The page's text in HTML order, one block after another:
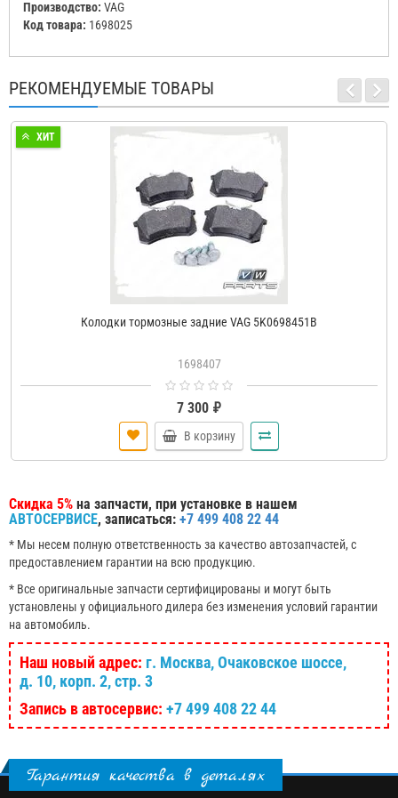
Производство: VAG
Код товара: 1698025
РЕКОМЕНДУЕМЫЕ ТОВАРЫ
ХИТ
Колодки тормозные задние VAG 5K0698451B
1698407
7 300 ₽
В корзину
Скидка 5% на запчасти, при установке в нашем
АВТОСЕРВИСЕ, записаться: +7 499 408 22 44
* Мы несем полную ответственность за качество автозапчастей, с
предоставлением гарантии на всю продукцию.
* Все оригинальные запчасти сертифицированы и могут быть
установлены у официального дилера без изменения условий гарантии
на автомобиль.
Наш новый адрес: г. Москва, Очаковское шоссе,
д. 10, корп. 2, стр. 3
Запись в автосервис: +7 499 408 22 44
Гарантия качества в деталях